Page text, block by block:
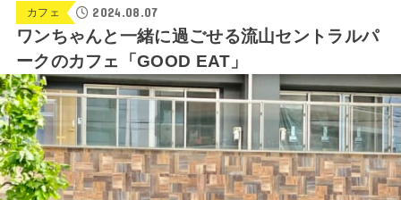
カフェ 2024.08.07
ワンちゃんと一緒に過ごせる流山セントラルパ
ークのカフェ「GOOD EAT」